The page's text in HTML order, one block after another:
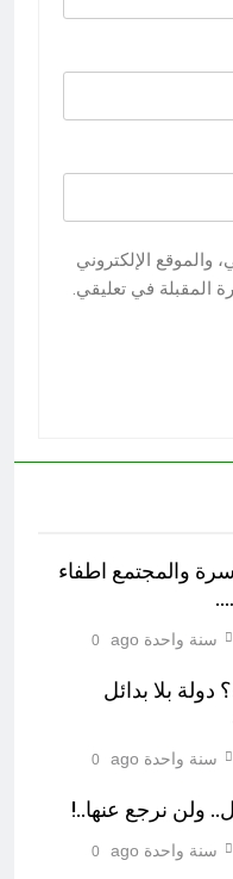
والموقع الإلكتروني
المقبلة في تعليقي.
والمجتمع اطفاء
سنة واحدة ago 0
دولة بلا بدائل
سنة واحدة ago 0
ولن نرجع عنها..!
سنة واحدة ago 0